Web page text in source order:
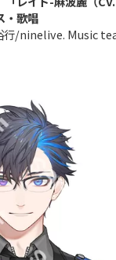
・歌唱
/ninelive. Music